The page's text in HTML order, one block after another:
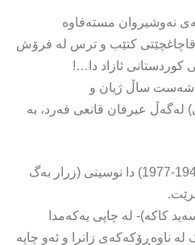
نەوشیروان مستەفاوە
كتێب و ترس لە فرۆش
كوردستانی ئازاد دا…!
شەست ساڵ ژیان و
لەگەڵ عیرفان قانعی فەرد، بە
– بیرەوەریەکانم لە ساڵانی (1943-1977) دا نوسینی (زرار بەگ
کاکە)- لە چاپی یەکەمدا
لە ناوەڕۆکەکەی زانرا و ئەو چاپە